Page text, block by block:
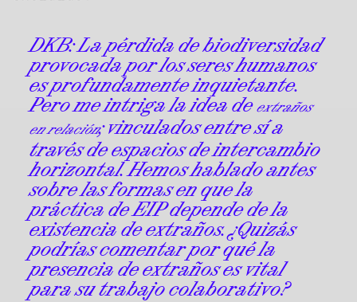
DKB:La pérdida de biodiversidad
provocada por los seres humanos
es profundamente inquietante.
Pero me intriga la idea deextraños
en relación; vinculados entre sí a
través de espacios de intercambio
horizontal. Hemos hablado antes
sobre las formas en que la
práctica de EIP depende de la
existencia de extraños. ¿Quizás
podrías comentar por qué la
presencia de extraños es vital
para su trabajo colaborativo?